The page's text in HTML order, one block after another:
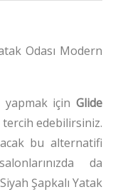
Odası Modern
yapmak için Glide
tercih edebilirsiniz.
bu alternatifi
da
Şapkalı Yatak